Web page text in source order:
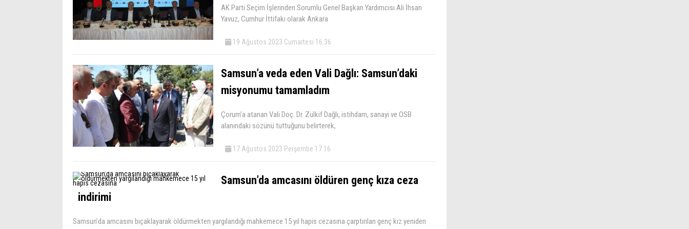
AK Parti Seçim İşlerinden Sorumlu Genel Başkan Yardımcısı Ali İhsan
Yavuz, Cumhur İttifakı olarak Ankara
19 Ağustos 2023 Cumartesi 16:36
Samsun’a veda eden Vali Dağlı: Samsun’daki
misyonumu tamamladım
Çorum’a atanan Vali Doç. Dr. Zülkif Dağlı, istihdam, sanayi ve OSB
alanındaki sözünü tuttuğunu belirterek,
17 Ağustos 2023 Perşembe 17:16
Samsun’da amcasını öldüren genç kıza ceza
indirimi
Samsun’da amcasını bıçaklayarak öldürmekten yargılandığı mahkemece 15 yıl hapis cezasına çarptırılan genç kız yeniden